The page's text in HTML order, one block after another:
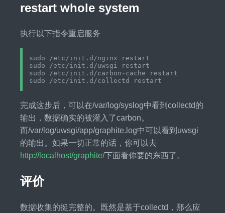
restart whole system
执行以下指令重启服务
sudo /etc/init.d/nginx restart
sudo /etc/init.d/uwsgi restart
sudo /etc/init.d/carbon-cache restart
完成这步后，可以在/var/log/syslog中看到collectd的
输出，数据确实的被灌入了carbon。
而/var/log/uwsgi/app/graphite.log中可以看到uwsgi
的输出。如果一切正常的话，你可以去
http://localhost/graphite/下面看你要的东西了。
评价
数据收集的挺完整的。既然是基于collectd，那么应